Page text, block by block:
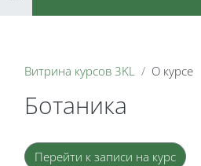
Витрина курсов 3KL О курсе
Ботаника
Блоки
Перейти к записи на курс